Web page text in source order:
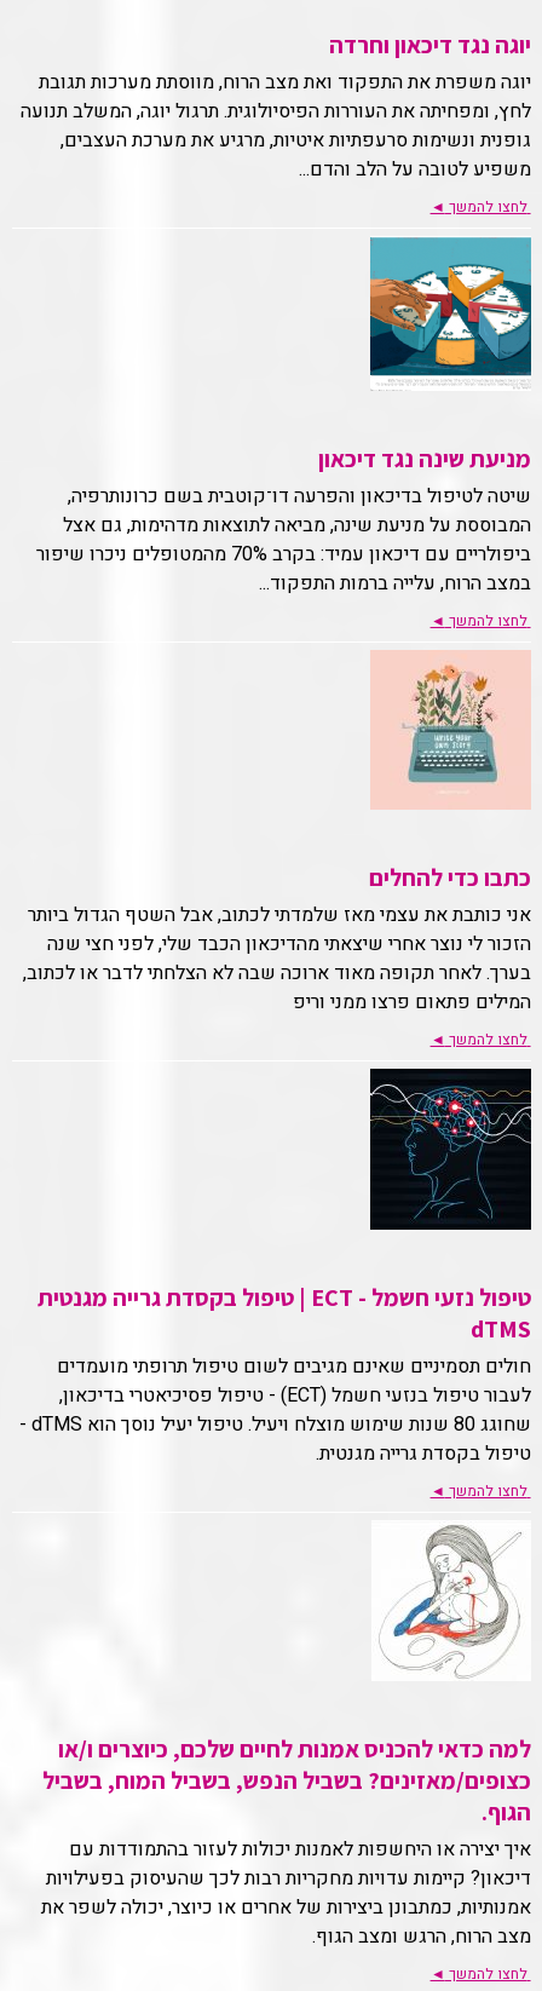
יוגה נגד דיכאון וחרדה
יוגה משפרת את התפקוד ואת מצב הרוח, מווסתת מערכות תגובת
לחץ, ומפחיתה את העוררות הפיסיולוגית. תרגול יוגה, המשלב תנועה
גופנית ונשימות סרעפתיות איטיות, מרגיע את מערכת העצבים,
משפיע לטובה על הלב והדם...
לחצו להמשך ◄
מניעת שינה נגד דיכאון
שיטה לטיפול בדיכאון והפרעה דו־קוטבית בשם כרונותרפיה,
המבוססת על מניעת שינה, מביאה לתוצאות מדהימות, גם אצל
ביפולריים עם דיכאון עמיד: בקרב 70% מהמטופלים ניכרו שיפור
במצב הרוח, עלייה ברמות התפקוד...
לחצו להמשך ◄
כתבו כדי להחלים
אני כותבת את עצמי מאז שלמדתי לכתוב, אבל השטף הגדול ביותר
הזכור לי נוצר אחרי שיצאתי מהדיכאון הכבד שלי, לפני חצי שנה
בערך. לאחר תקופה מאוד ארוכה שבה לא הצלחתי לדבר או לכתוב,
המילים פתאום פרצו ממני וריפ
לחצו להמשך ◄
טיפול נזעי חשמל - ECT | טיפול בקסדת גרייה מגנטית
dTMS
חולים תסמיניים שאינם מגיבים לשום טיפול תרופתי מועמדים
לעבור טיפול בנזעי חשמל (ECT) - טיפול פסיכיאטרי בדיכאון,
שחוגג 80 שנות שימוש מוצלח ויעיל. טיפול יעיל נוסך הוא dTMS -
טיפול בקסדת גרייה מגנטית.
לחצו להמשך ◄
למה כדאי להכניס אמנות לחיים שלכם, כיוצרים ו/או
כצופים/מאזינים? בשביל הנפש, בשביל המוח, בשביל
הגוף.
איך יצירה או היחשפות לאמנות יכולות לעזור בהתמודדות עם
דיכאון? קיימות עדויות מחקריות רבות לכך שהעיסוק בפעילויות
אמנותיות, כמתבונן ביצירות של אחרים או כיוצר, יכולה לשפר את
מצב הרוח, הרגש ומצב הגוף.
לחצו להמשך ◄